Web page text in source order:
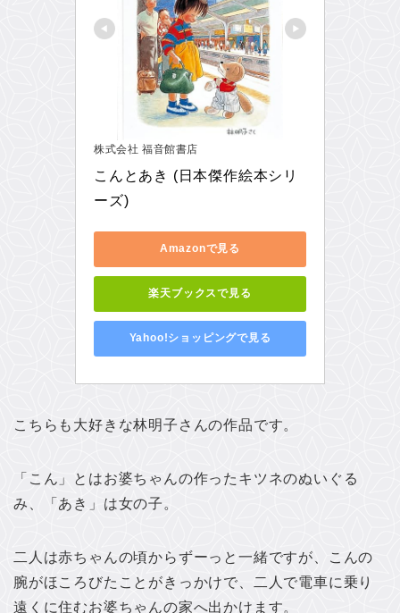
株式会社 福音館書店
こんとあき (日本傑作絵本シリ
ーズ)
Amazonで見る
楽天ブックスで見る
Yahoo!ショッピングで見る
こちらも大好きな林明子さんの作品です。
「こん」とはお婆ちゃんの作ったキツネのぬいぐる
み、「あき」は女の子。
二人は赤ちゃんの頃からずーっと一緒ですが、こんの
腕がほころびたことがきっかけで、二人で電車に乗り
遠くに住むお婆ちゃんの家へ出かけます。